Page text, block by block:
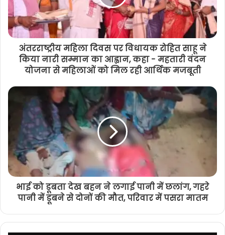
अंतरराष्ट्रीय महिला दिवस पर विधायक रोहित साहू ने
किया नारी सम्मान का आह्वान, कहा - महतारी वंदन
योजना से महिलाओं को मिल रही आर्थिक मजबूती
भाई को डूबता देख बहन ने लगाई पानी में छलांग, गहरे
पानी में डूबने से दोनों की मौत, परिवार में पसरा मातम